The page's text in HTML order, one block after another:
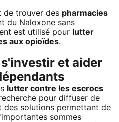
de trouver des pharmacies
du Naloxone sans
est utilisé pour
lutter
aux opioïdes.
et aider
lutter contre les escrocs
pour diffuser de
des solutions permettant de
sommes